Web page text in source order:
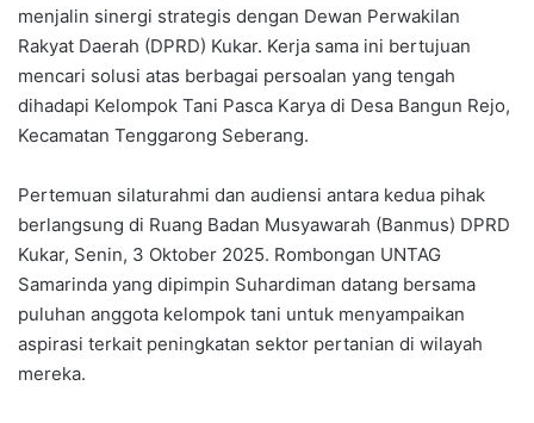
menjalin sinergi strategis dengan Dewan Perwakilan
Rakyat Daerah (DPRD) Kukar. Kerja sama ini bertujuan
mencari solusi atas berbagai persoalan yang tengah
dihadapi Kelompok Tani Pasca Karya di Desa Bangun Rejo,
Kecamatan Tenggarong Seberang.
Pertemuan silaturahmi dan audiensi antara kedua pihak
berlangsung di Ruang Badan Musyawarah (Banmus) DPRD
Kukar, Senin, 3 Oktober 2025. Rombongan UNTAG
Samarinda yang dipimpin Suhardiman datang bersama
puluhan anggota kelompok tani untuk menyampaikan
aspirasi terkait peningkatan sektor pertanian di wilayah
mereka.